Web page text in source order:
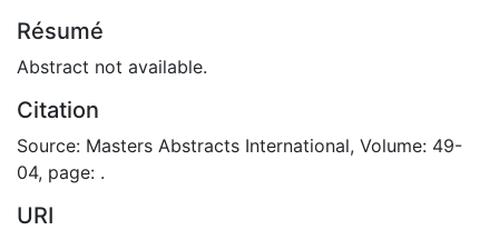
Résumé
Abstract not available.
Citation
Source: Masters Abstracts International, Volume: 49-
04, page: .
URI